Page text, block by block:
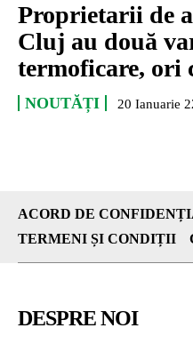
Proprietarii de
Cluj au două
termoficare, ori
NOUTĂȚI 20 Ianuarie
ACORD DE
TERMENI ȘI CONDIȚII
DESPRE NOI